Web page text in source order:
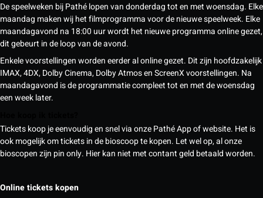
De speelweken bij Pathé lopen van donderdag tot en met woensdag. Elke
maandag maken wij het filmprogramma voor de nieuwe speelweek. Elke
maandagavond na 18:00 uur wordt het nieuwe programma online gezet,
dit gebeurt in de loop van de avond.
Enkele voorstellingen worden eerder al online gezet. Dit zijn hoofdzakelijk
IMAX, 4DX, Dolby Cinema, Dolby Atmos en ScreenX voorstellingen. Na
maandagavond is de programmatie compleet tot en met de woensdag
een week later.
Tickets koop je eenvoudig en snel via onze Pathé App of website. Het is
ook mogelijk om tickets in de bioscoop te kopen. Let wel op, al onze
bioscopen zijn pin only. Hier kan niet met contant geld betaald worden.
Online tickets kopen